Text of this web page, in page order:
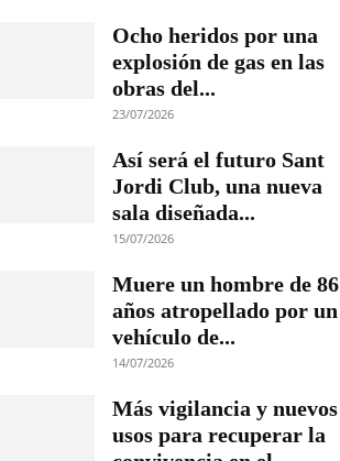
Ocho heridos por una
explosión de gas en las
obras del...
23/07/2026
Así será el futuro Sant
Jordi Club, una nueva
sala diseñada...
15/07/2026
Muere un hombre de 86
años atropellado por un
vehículo de...
14/07/2026
Más vigilancia y nuevos
usos para recuperar la